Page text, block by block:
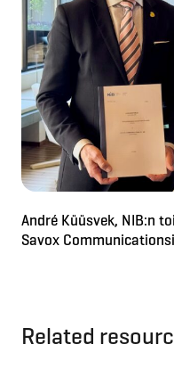
André Küüsvek, NIB:n
Savox
Related